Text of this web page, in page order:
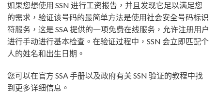
如果您想使用 SSN 进行工资报告，并且发现它足以满足您
的需求，验证该号码的最简单方法是使用社会安全号码标识
符服务，这是 SSA 提供的一项免费在线服务，允许注册用户
进行手动进行基本检查。在验证过程中，SSN 会立即匹配个
人的姓名和出生日期。
您可以在官方 SSA 手册以及政府有关 SSN 验证的教程中找
到更多详细信息。